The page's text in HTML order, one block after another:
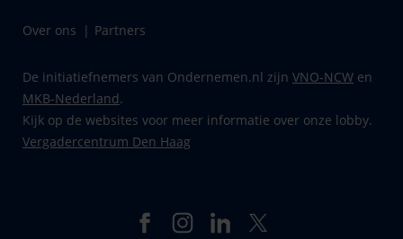
Over ons Partners
De initiatiefnemers van Ondernemen.nl zijn VNO-NCW en
MKB-Nederland.
Kijk op de websites voor meer informatie over onze lobby.
Vergadercentrum Den Haag